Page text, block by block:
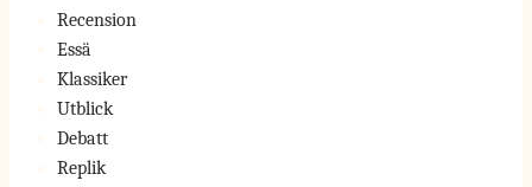
Recension
Essä
Klassiker
Utblick
Debatt
Replik